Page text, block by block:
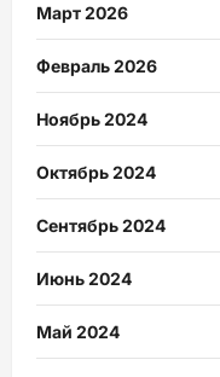
Март 2026
Февраль 2026
Ноябрь 2024
Октябрь 2024
Сентябрь 2024
Июнь 2024
Май 2024